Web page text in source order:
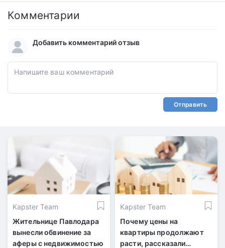
Комментарии
Добавить комментарий отзыв
Отправить
Kapster Team
Жительнице Павлодара
вынесли обвинение за
аферы с недвижимостью
Kapster Team
Почему цены на
квартиры продолжают
расти, рассказали